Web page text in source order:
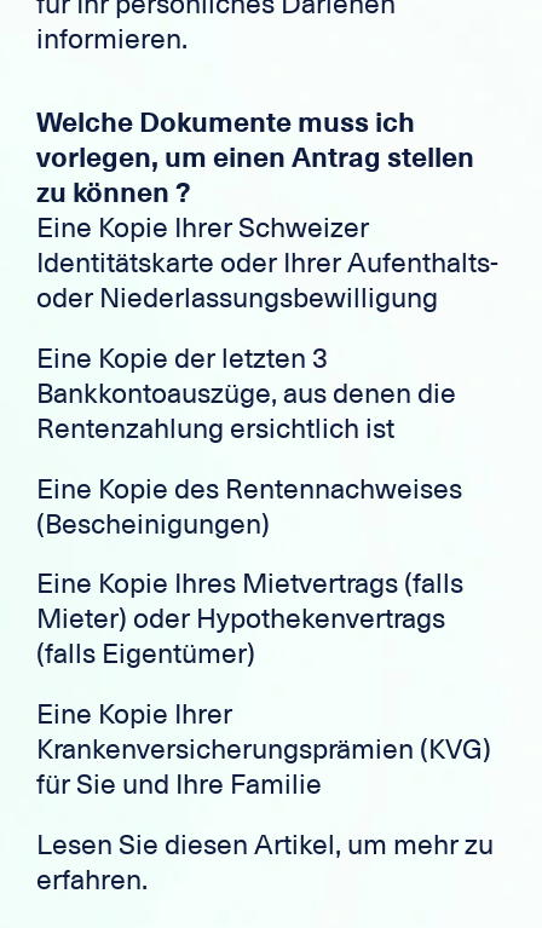
informieren.
Welche Dokumente muss ich
vorlegen, um einen Antrag stellen
zu können ?
Eine Kopie Ihrer Schweizer
Identitätskarte oder Ihrer Aufenthalts-
oder Niederlassungsbewilligung
Eine Kopie der letzten 3
Bankkontoauszüge, aus denen die
Rentenzahlung ersichtlich ist
Eine Kopie des Rentennachweises
(Bescheinigungen)
Eine Kopie Ihres Mietvertrags (falls
Mieter) oder Hypothekenvertrags
(falls Eigentümer)
Eine Kopie Ihrer
Krankenversicherungsprämien (KVG)
für Sie und Ihre Familie
Lesen Sie diesen Artikel, um mehr zu
erfahren.